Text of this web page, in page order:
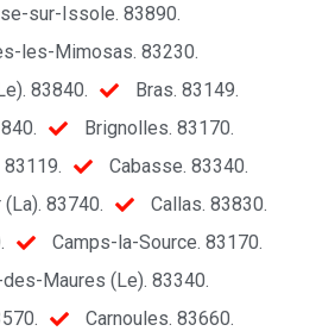
sur-Issole. 83890.
les-Mimosas. 83230.
83840.
Bras. 83149.
Brignolles. 83170.
83119.
Cabasse. 83340.
(La). 83740.
Callas. 83830.
Camps-la-Source. 83170.
des-Maures (Le). 83340.
Carnoules. 83660.